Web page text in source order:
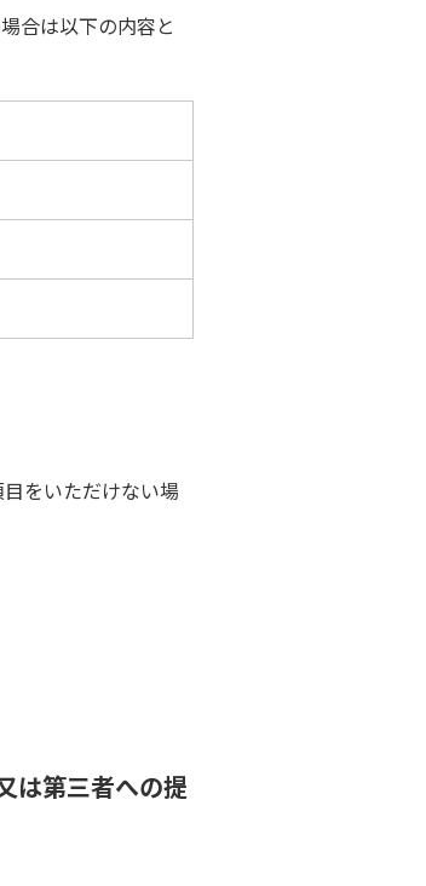
合は以下の内容と
をいただけない場
は第三者への提